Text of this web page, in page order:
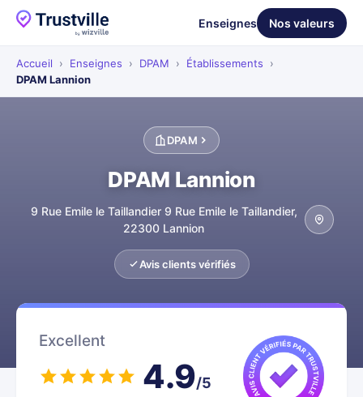
Enseignes Nos valeurs
Accueil › Enseignes › DPAM › Établissements
›
DPAM Lannion
DPAM
DPAM Lannion
9 Rue Emile le Taillandier 9 Rue Emile le Taillandier,
22300 Lannion
Avis clients vérifiés
Excellent
4.9/5